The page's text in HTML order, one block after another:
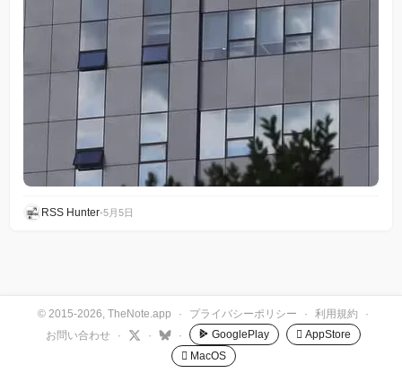
RSS Hunter•5月5日
© 2015-2026, TheNote.app · プライバシーポリシー · 利用規約
·
お問い合わせ
· · · GooglePlay
 AppStore
 MacOS